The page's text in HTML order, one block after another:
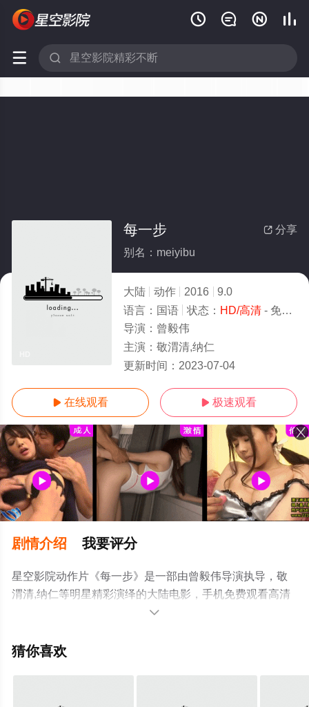
   
 
 分享
每一步
别名：meiyibu
大陆 动作 2016
9.0
语言： 国语 状态： HD/高清- 免费在线观看
导演： 曾毅伟
主演： 敬渭清,纳仁
更新时间： 2023-07-04
 在线观看  极速观看
剧情介绍 我要评分
星空影院动作片《每一步》是一部由曾毅伟导演执导，敬
渭清,纳仁等明星精彩演绎的大陆电影，手机免费观看高清
无删减完整版电影大全就上星空影视，更多相关信息可移

猜你喜欢